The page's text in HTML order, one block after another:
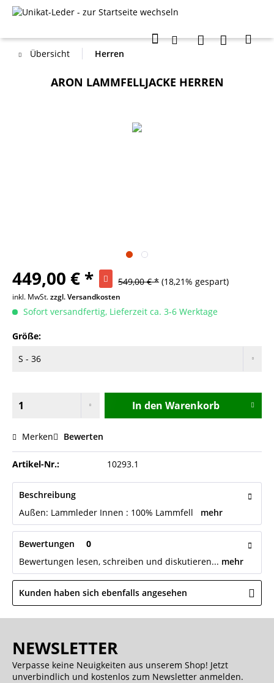
Übersicht Herren
ARON LAMMFELLJACKE HERREN
449,00 € * 549,00 € * (18,21% gespart)
inkl. MwSt.zzgl. Versandkosten
Sofort versandfertig, Lieferzeit ca. 3-6 Werktage
Größe:
In den Warenkorb
Merken Bewerten
Artikel-Nr.: 10293.1
Beschreibung
Außen: Lammleder Innen : 100% Lammfell mehr
Bewertungen
0
Bewertungen lesen, schreiben und diskutieren... mehr
Kunden haben sich ebenfalls angesehen
NEWSLETTER
Verpasse keine Neuigkeiten aus unserem Shop! Jetzt
unverbindlich und kostenlos zum Newsletter anmelden.